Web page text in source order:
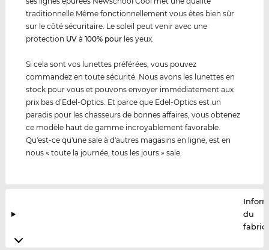
traditionnelle.Même fonctionnellement vous êtes bien sûr
sur le côté sécuritaire. Le soleil peut venir avec une
protection UV à100% pour les yeux.
Si cela sont vos lunettes préférées, vous pouvez
commandez en toute sécurité. Nous avons les lunettes en
stock pour vous et pouvons envoyer immédiatement aux
prix bas d’Edel-Optics. Et parce que Edel-Optics est un
paradis pour les chasseurs de bonnes affaires, vous obtenez
ce modèle haut de gamme incroyablement favorable.
Qu'est-ce qu'une sale à d'autres magasins en ligne, est en
nous « toute la journée, tous les jours » sale.
du